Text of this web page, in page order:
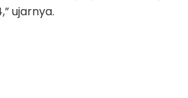
ujarnya.